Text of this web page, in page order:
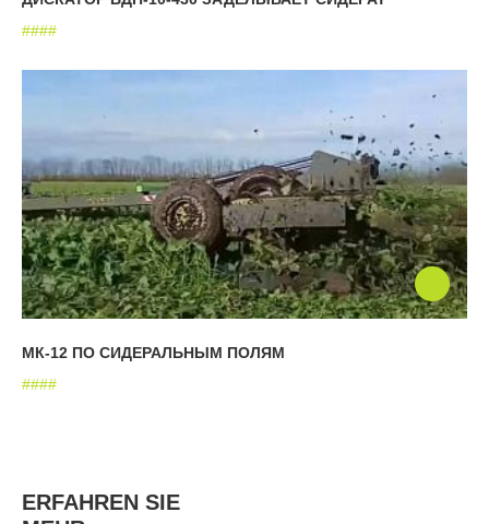
####
МК-12 ПО СИДЕРАЛЬНЫМ ПОЛЯМ
####
ERFAHREN SIE